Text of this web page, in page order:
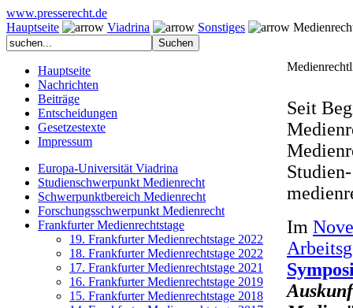
www.presserecht.de
Hauptseite
Viadrina Sonstiges
Hauptseite
Nachrichten
Beiträge
Entscheidungen
Gesetzestexte
Impressum
Europa-Universität Viadrina
Studienschwerpunkt Medienrecht
Schwerpunktbereich Medienrecht
Forschungsschwerpunkt Medienrecht
Frankfurter Medienrechtstage
19. Frankfurter Medienrechtstage 2022
18. Frankfurter Medienrechtstage 2022
17. Frankfurter Medienrechtstage 2021
16. Frankfurter Medienrechtstage 2019
15. Frankfurter Medienrechtstage 2018
Seit
Im